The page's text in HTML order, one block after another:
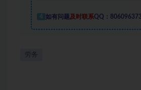
4 如有问题及时联系QQ：
劳务